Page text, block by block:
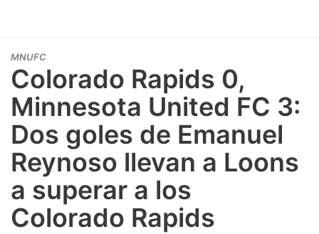
MNUFC
Colorado Rapids 0,
Minnesota United FC 3:
Dos goles de Emanuel
Reynoso llevan a Loons
a superar a los
Colorado Rapids